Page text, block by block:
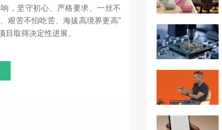
，坚守初心、严格要求、一丝不
艰苦不怕吃苦、海拔高境界更高”
取得决定性进展。